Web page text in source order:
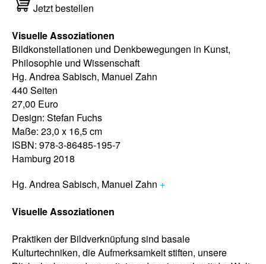
Hg. Andrea Sabisch, Manuel Zahn +
Visuelle Assoziationen
Praktiken der Bildverknüpfung sind basale
Kulturtechniken, die Aufmerksamkeit stiften, unsere
Jetzt bestellen
Visuelle Assoziationen
Bildkonstellationen und Denkbewegungen in Kunst,
Philosophie und Wissenschaft
Hg. Andrea Sabisch, Manuel Zahn
440 Seiten
27,00 Euro
Design: Stefan Fuchs
Maße: 23,0 x 16,5 cm
ISBN: 978-3-86485-195-7
Hamburg 2018